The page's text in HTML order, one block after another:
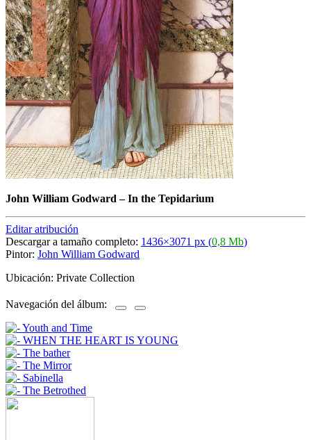
John William Godward –In the Tepidarium
Editar atribución
Descargar a tamaño completo: 1436×3071 px (0,8 Mb)
Pintor: John William Godward
Ubicación: Private Collection
Navegación del álbum: